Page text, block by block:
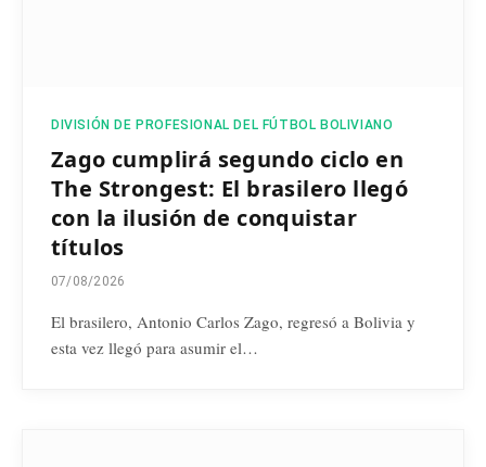
DIVISIÓN DE PROFESIONAL DEL FÚTBOL BOLIVIANO
Zago cumplirá segundo ciclo en
The Strongest: El brasilero llegó
con la ilusión de conquistar
títulos
07/08/2026
El brasilero, Antonio Carlos Zago, regresó a Bolivia y
esta vez llegó para asumir el…